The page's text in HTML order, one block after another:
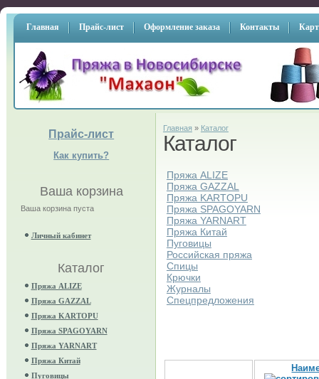
Главная Прайс-лист Оформление заказа Контакты
Прайс-лист
Как купить?
Ваша корзина
Ваша корзина пуста
Личный кабинет
Каталог
Пряжа ALIZE
Пряжа GAZZAL
Пряжа KARTOPU
Пряжа SPAGOYARN
Пряжа YARNART
Пряжа Китай
Пуговицы
Главная » Каталог
Каталог
Пряжа ALIZE
Пряжа GAZZAL
Пряжа KARTOPU
Пряжа SPAGOYARN
Пряжа YARNART
Пряжа Китай
Пуговицы
Российская пряжа
Спицы
Крючки
Журналы
Спецпредложения